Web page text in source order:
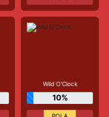
Wild O'Clock
10%